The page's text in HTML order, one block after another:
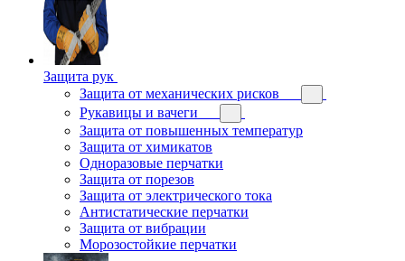
Защита рук
Защита от механических рисков
Рукавицы и вачеги
Защита от повышенных температур
Защита от химикатов
Одноразовые перчатки
Защита от порезов
Защита от электрического тока
Антистатические перчатки
Защита от вибрации
Морозостойкие перчатки